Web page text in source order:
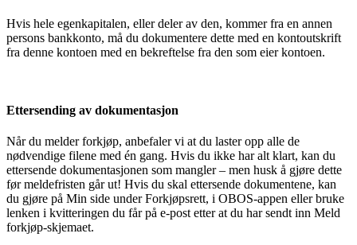
Hvis hele egenkapitalen, eller deler av den, kommer fra en annen
persons bankkonto, må du dokumentere dette med en kontoutskrift
fra denne kontoen med en bekreftelse fra den som eier kontoen.
Ettersending av dokumentasjon
Når du melder forkjøp, anbefaler vi at du laster opp alle de
nødvendige filene med én gang. Hvis du ikke har alt klart, kan du
ettersende dokumentasjonen som mangler – men husk å gjøre dette
før meldefristen går ut! Hvis du skal ettersende dokumentene, kan
du gjøre på Min side under Forkjøpsrett, i OBOS-appen eller bruke
lenken i kvitteringen du får på e-post etter at du har sendt inn Meld
forkjøp-skjemaet.